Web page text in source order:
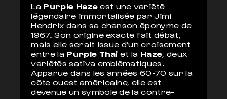
La Purple Hazeest une variété
légendaire immortalisée par Jimi
Hendrix dans sa chanson éponyme de
1967. Son origine exacte fait débat,
mais elle serait issue d’un croisement
entre la Purple Thai et la Haze , deux
variétés sativa emblématiques.
Apparue dans les années 60-70 sur la
côte ouest américaine, elle est
devenue un symbole de la contre-